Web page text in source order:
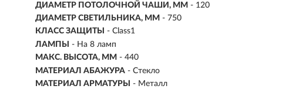
ДИАМЕТР ПОТОЛОЧНОЙ ЧАШИ, ММ - 120
ДИАМЕТР СВЕТИЛЬНИКА, ММ - 750
КЛАСС ЗАЩИТЫ
- Class1
ЛАМПЫ
- На 8 ламп
МАКС. ВЫСОТА, ММ - 440
МАТЕРИАЛ АБАЖУРА - Стекло
МАТЕРИАЛ АРМАТУРЫ
- Металл